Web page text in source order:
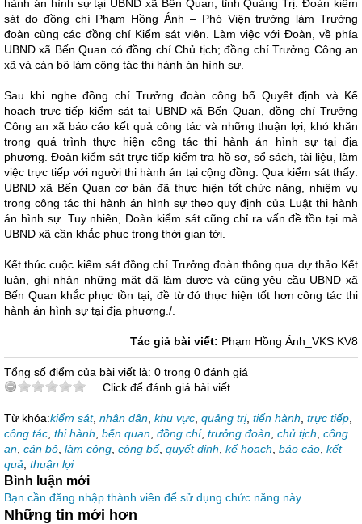
hành án hình sự tại UBND xã Bến Quan, tỉnh Quảng Trị. Đoàn kiểm
sát do đồng chí Phạm Hồng Ánh – Phó Viện trưởng làm Trưởng
đoàn cùng các đồng chí Kiểm sát viên. Làm việc với Đoàn, về phía
UBND xã Bến Quan có đồng chí Chủ tịch; đồng chí Trưởng Công an
xã và cán bộ làm công tác thi hành án hình sự.
Sau khi nghe đồng chí Trưởng đoàn công bố Quyết định và Kế
hoạch trực tiếp kiểm sát tại UBND xã Bến Quan, đồng chí Trưởng
Công an xã báo cáo kết quả công tác và những thuận lợi, khó khăn
trong quá trình thực hiện công tác thi hành án hình sự tại địa
phương. Đoàn kiểm sát trực tiếp kiểm tra hồ sơ, sổ sách, tài liệu, làm
việc trực tiếp với người thi hành án tại cộng đồng. Qua kiểm sát thấy:
UBND xã Bến Quan cơ bản đã thực hiện tốt chức năng, nhiệm vụ
trong công tác thi hành án hình sự theo quy định của Luật thi hành
án hình sự. Tuy nhiên, Đoàn kiểm sát cũng chỉ ra vấn đề tồn tại mà
UBND xã cần khắc phục trong thời gian tới.
Kết thúc cuộc kiểm sát đồng chí Trưởng đoàn thông qua dự thảo Kết
luận, ghi nhận những mặt đã làm được và cũng yêu cầu UBND xã
Bến Quan khắc phục tồn tại, đề từ đó thực hiện tốt hơn công tác thi
hành án hình sự tại địa phương./.
Tác giả bài viết: Phạm Hồng Ánh_VKS KV8
Tổng số điểm của bài viết là: 0 trong 0 đánh giá
Click để đánh giá bài viết
Từ khóa:kiểm sát, nhân dân khu vực quảng trị, tiến hành trực tiếp
công tác thi hành bến quan đồng chí, trưởng đoàn chủ tịch công
an cán bộ làm công công bố, quyết định kế hoạch báo cáo kết
quả thuận lợi
Bình luận mới
Bạn cần đăng nhập thành viên để sử dụng chức năng này
Những tin mới hơn